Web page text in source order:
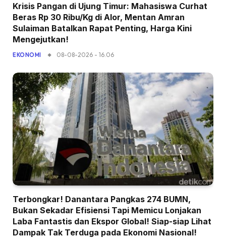
Krisis Pangan di Ujung Timur: Mahasiswa Curhat
Beras Rp 30 Ribu/Kg di Alor, Mentan Amran
Sulaiman Batalkan Rapat Penting, Harga Kini
Mengejutkan!
EKONOMI 08-08-2026 - 16.06
Terbongkar! Danantara Pangkas 274 BUMN,
Bukan Sekadar Efisiensi Tapi Memicu Lonjakan
Laba Fantastis dan Ekspor Global! Siap-siap Lihat
Dampak Tak Terduga pada Ekonomi Nasional!